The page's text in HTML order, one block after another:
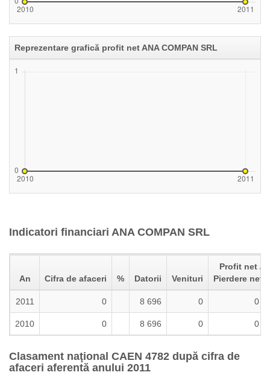
Reprezentare grafică profit net ANA COMPAN SRL
Indicatori financiari ANA COMPAN SRL
An Cifra de afaceri % Datorii Venituri
Profit net /
Pierdere neta
2011 0 8 696 0 0
2010 0 8 696 0 0
Clasament naţional CAEN 4782 după cifra de
afaceri aferentă anului 2011